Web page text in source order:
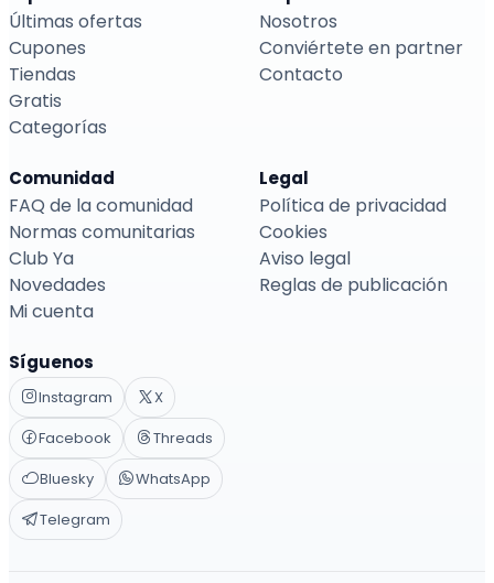
Últimas ofertas
Cupones
Tiendas
Gratis
Categorías
Nosotros
Conviértete en partner
Contacto
Comunidad
FAQ de la comunidad
Normas comunitarias
Club Ya
Novedades
Mi cuenta
Legal
Política de privacidad
Cookies
Aviso legal
Reglas de publicación
Síguenos
Instagram
X
Facebook
Threads
Bluesky
WhatsApp
Telegram